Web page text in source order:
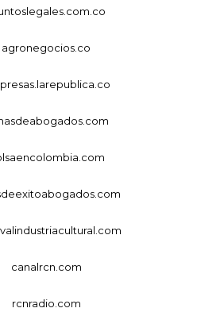
agronegocios.co
canalrcn.com
rcnradio.com